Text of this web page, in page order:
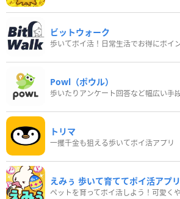
ビットウォーク
Powl（ポウル）
トリマ
一攫千金も狙える歩いてポイ活アプリ
えみぅ 歩いて育ててポイ活アプリ